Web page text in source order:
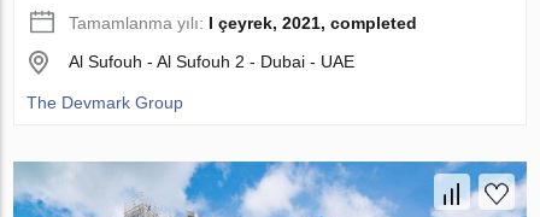
Tamamlanma yılı: I çeyrek, 2021, completed
Al Sufouh - Al Sufouh 2 - Dubai - UAE
The Devmark Group